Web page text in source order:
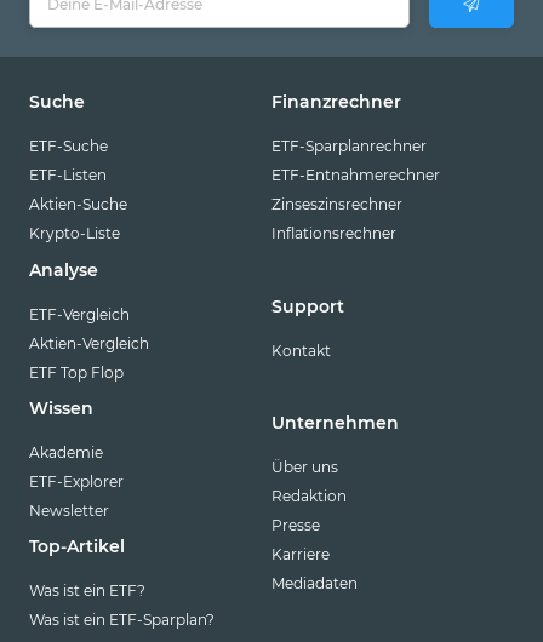
Suche
ETF-Suche
ETF-Listen
Aktien-Suche
Krypto-Liste
Analyse
ETF-Vergleich
Aktien-Vergleich
ETF Top Flop
Wissen
Akademie
ETF-Explorer
Newsletter
Top-Artikel
Was ist ein ETF?
Was ist ein ETF-Sparplan?
Finanzrechner
ETF-Sparplanrechner
ETF-Entnahmerechner
Zinseszinsrechner
Inflationsrechner
Support
Kontakt
Unternehmen
Über uns
Redaktion
Presse
Karriere
Mediadaten